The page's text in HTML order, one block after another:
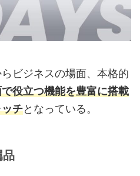
ビジネスの場面、本格的
役立つ機能を豊富に搭載
チとなっている。
品